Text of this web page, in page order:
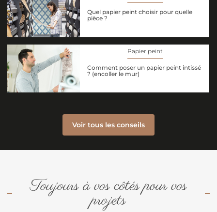
Quel papier peint choisir pour quelle
pièce ?
Papier peint
Comment poser un papier peint intissé
? (encoller le mur)
Voir tous les conseils
Toujours à vos côtés pour vos
projets